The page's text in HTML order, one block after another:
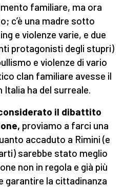
familiare, ma ora
c’è una madre sotto
e violenze varie, e due
protagonisti degli stupri)
e violenze di vario
clan familiare avesse il
ha del surreale.
il dibattito
proviamo a farci una
accaduto a Rimini (e
sarebbe stato meglio
non in regola e già più
garantire la cittadinanza